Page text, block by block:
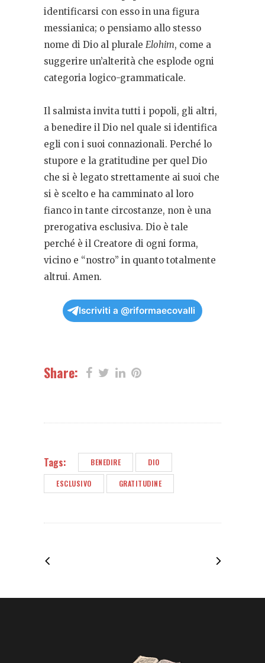
identificarsi con esso in una figura
messianica; o pensiamo allo stesso
nome di Dio al plurale Elohim, come a
suggerire un’alterità che esplode ogni
categoria logico-grammaticale.
Il salmista invita tutti i popoli, gli altri,
a benedire il Dio nel quale si identifica
egli con i suoi connazionali. Perché lo
stupore e la gratitudine per quel Dio
che si è legato strettamente ai suoi che
si è scelto e ha camminato al loro
fianco in tante circostanze, non è una
prerogativa esclusiva. Dio è tale
perché è il Creatore di ogni forma,
vicino e “nostro” in quanto totalmente
altrui. Amen.
Iscriviti a @riformaecovalli
Share:
Tags: BENEDIRE DIO
ESCLUSIVO GRATITUDINE